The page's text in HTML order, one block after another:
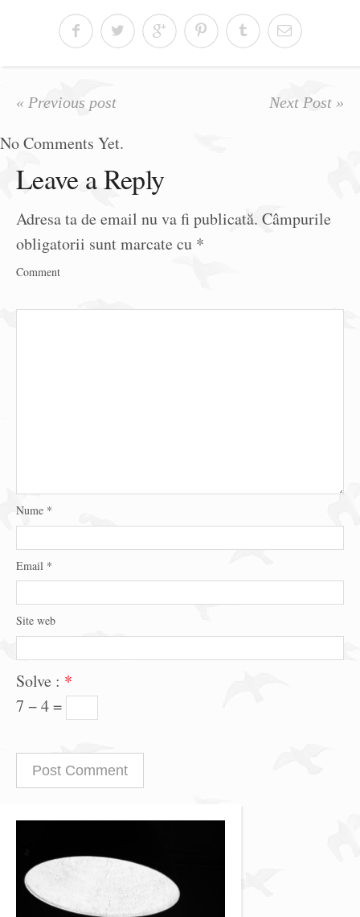
« Previous post Next Post »
No Comments Yet.
Leave a Reply
Adresa ta de email nu va fi publicată. Câmpurile
obligatorii sunt marcate cu *
Comment
Nume *
Email *
Site web
Solve : *
7 − 4 =